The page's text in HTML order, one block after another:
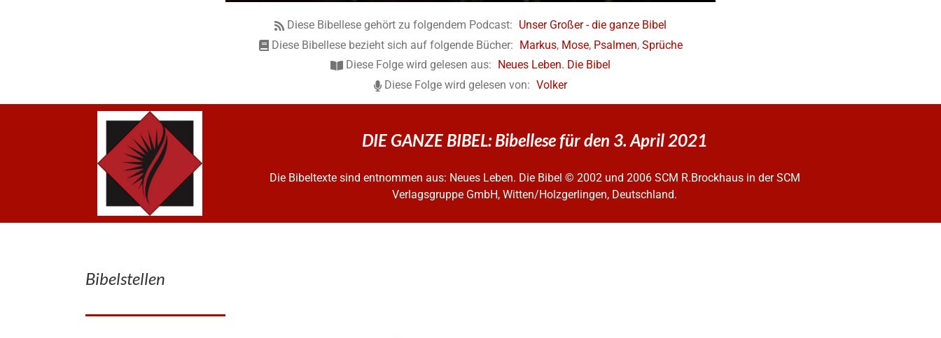
Diese Bibellese gehört zu folgendem Podcast: Unser Großer - die ganze Bibel
Diese Bibellese bezieht sich auf folgende Bücher: Markus, Mose, Psalmen, Sprüche
Diese Folge wird gelesen aus:
Neues Leben. Die Bibel
Diese Folge wird gelesen von: Volker
DIE GANZE BIBEL: Bibellese für den 3. April 2021
Die Bibeltexte sind entnommen aus: Neues Leben. Die Bibel © 2002 und 2006 SCM R.Brockhaus in der SCM
Verlagsgruppe GmbH, Witten/Holzgerlingen, Deutschland.
Bibelstellen